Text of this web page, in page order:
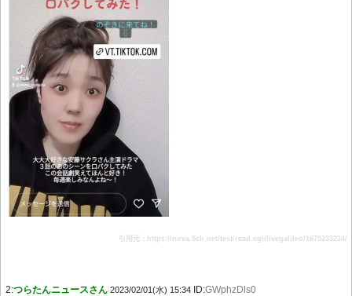
引用元：https://nova.5ch.net/test/read.cgi/livegalileo/1675233234/
2:つらたんニュースさん 2023/02/01(水) 15:34 ID:GWphzDls0